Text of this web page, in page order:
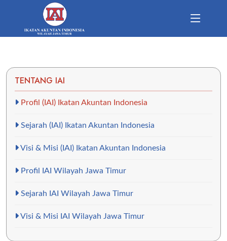
TENTANG IAI
Profil (IAI) Ikatan Akuntan Indonesia
Sejarah (IAI) Ikatan Akuntan Indonesia
Visi & Misi (IAI) Ikatan Akuntan Indonesia
Profil IAI Wilayah Jawa Timur
Sejarah IAI Wilayah Jawa Timur
Visi & Misi IAI Wilayah Jawa Timur